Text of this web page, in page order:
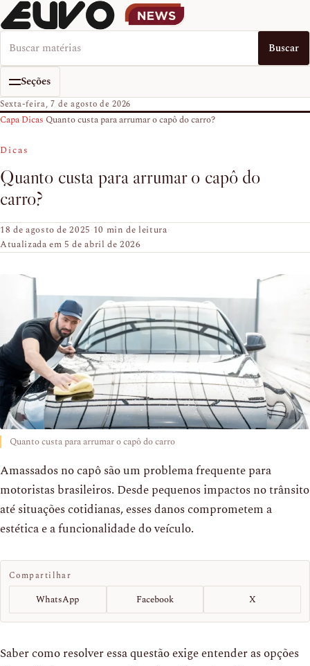
Buscar no EUVO News Buscar
Seções
Sexta-feira, 7 de agosto de 2026
Capa›Dicas›Quanto custa para arrumar o capô do carro?
Dicas
Quanto custa para arrumar o capô do
carro?
18 de agosto de 2025·10 min de leitura·
Atualizada em 5 de abril de 2026
Quanto custa para arrumar o capô do carro
Amassados no capô são um problema frequente para
motoristas brasileiros. Desde pequenos impactos no trânsito
até situações cotidianas, esses danos comprometem a
estética e a funcionalidade do veículo.
Compartilhar
WhatsApp Facebook X
Saber como resolver essa questão exige entender as opções